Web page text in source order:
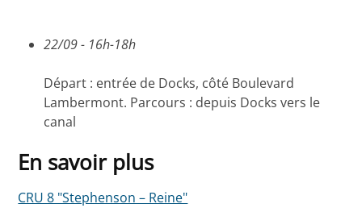
22/09 - 16h-18h
Départ : entrée de Docks, côté Boulevard
Lambermont. Parcours : depuis Docks vers le
canal
En savoir plus
CRU 8 "Stephenson – Reine"